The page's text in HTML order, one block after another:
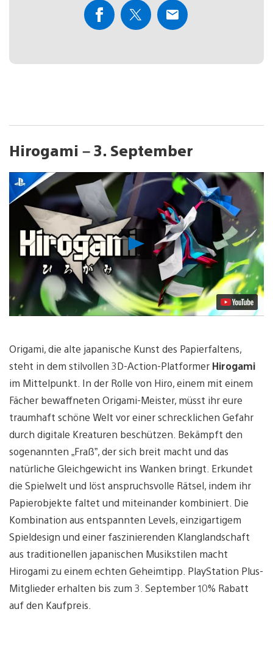
Hirogami – 3. September
Video
abspielen
Origami, die alte japanische Kunst des Papierfaltens,
steht in dem stilvollen 3D-Action-Platformer Hirogami
im Mittelpunkt. In der Rolle von Hiro, einem mit einem
Fächer bewaffneten Origami-Meister, müsst ihr eure
traumhaft schöne Welt vor einer schrecklichen Gefahr
durch digitale Kreaturen beschützen. Bekämpft den
sogenannten „Fraß”, der sich breit macht und das
natürliche Gleichgewicht ins Wanken bringt. Erkundet
die Spielwelt und löst anspruchsvolle Rätsel, indem ihr
Papierobjekte faltet und miteinander kombiniert. Die
Kombination aus entspannten Levels, einzigartigem
Spieldesign und einer faszinierenden Klanglandschaft
aus traditionellen japanischen Musikstilen macht
Hirogami zu einem echten Geheimtipp. PlayStation Plus-
Mitglieder erhalten bis zum 3. September 10% Rabatt
auf den Kaufpreis.